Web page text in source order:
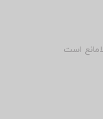
است